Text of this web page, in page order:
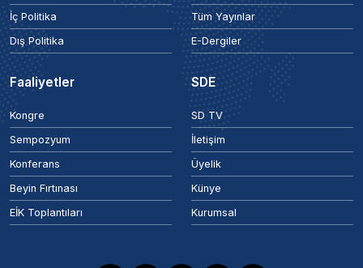
İç Politika
Dış Politika
Tüm Yayınlar
E-Dergiler
Faaliyetler
Kongre
Sempozyum
Konferans
Beyin Fırtınası
EİK Toplantıları
SDE
SD TV
İletişim
Üyelik
Künye
Kurumsal